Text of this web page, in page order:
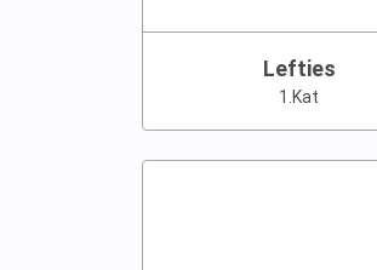
Lefties
1.Kat